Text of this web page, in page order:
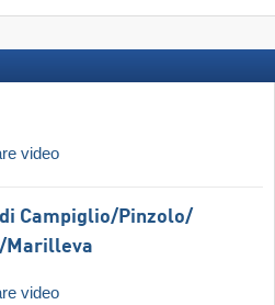
video
di Campiglio/​Pinzolo/​
​Marilleva
video